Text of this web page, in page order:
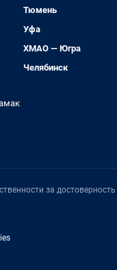
Тюмень
Уфа
ХМАО — Югра
Челябинск
за